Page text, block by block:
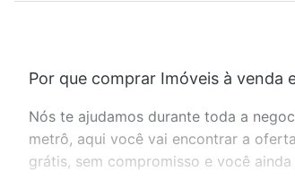
Por que comprar Imóveis à venda
Nós te ajudamos durante toda a
metrô, aqui você vai encontrar a
grátis, sem compromisso e você